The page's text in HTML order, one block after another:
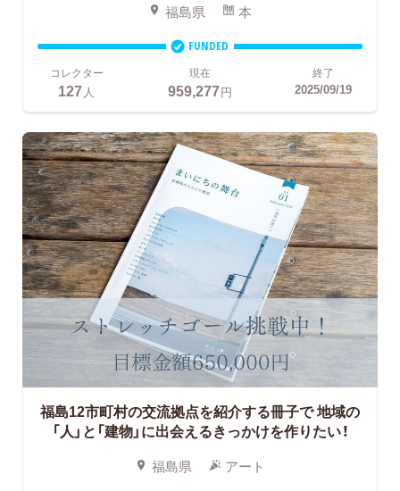
福島県 本
FUNDED
コレクター
127 人
現在
959,277円
終了
2025/09/19
福島12市町村の交流拠点を紹介する冊子で地域の
「人」と「建物」に出会えるきっかけを作りたい！
福島県 アート